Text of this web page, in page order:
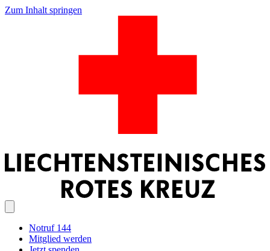
Zum Inhalt springen
Notruf 144
Mitglied werden